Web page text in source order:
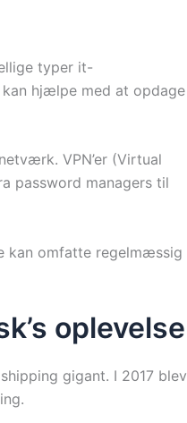
typer it-
kan hjælpe med at opdage
VPN’er (Virtual
password managers til
kan omfatte regelmæssig
oplevelse
gigant. I 2017 blev